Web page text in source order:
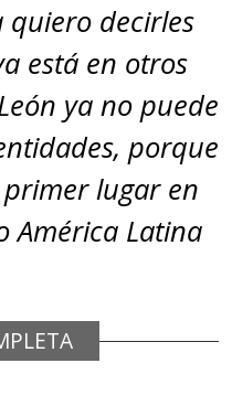
quiero decirles
está en otros
ya no puede
porque
lugar en
América Latina